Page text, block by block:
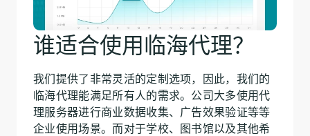
谁适合使用临海代理？
我们提供了非常灵活的定制选项，因此，我们的
临海代理能满足所有人的需求。公司大多使用代
理服务器进行商业数据收集、广告效果验证等等
企业使用场景。而对于学校、图书馆以及其他希